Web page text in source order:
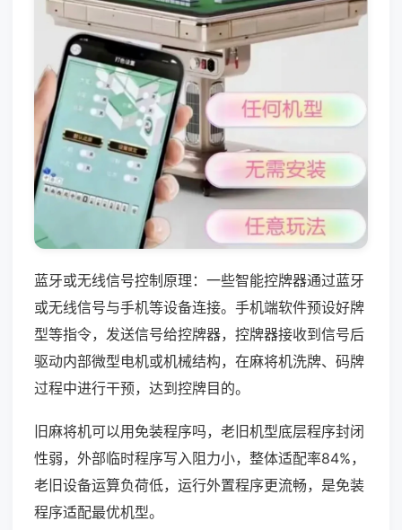
蓝牙或无线信号控制原理：一些智能控牌器通过蓝牙
或无线信号与手机等设备连接。手机端软件预设好牌
型等指令，发送信号给控牌器，控牌器接收到信号后
驱动内部微型电机或机械结构，在麻将机洗牌、码牌
过程中进行干预，达到控牌目的。
旧麻将机可以用免装程序吗，老旧机型底层程序封闭
性弱，外部临时程序写入阻力小，整体适配率84%，
老旧设备运算负荷低，运行外置程序更流畅，是免装
程序适配最优机型。